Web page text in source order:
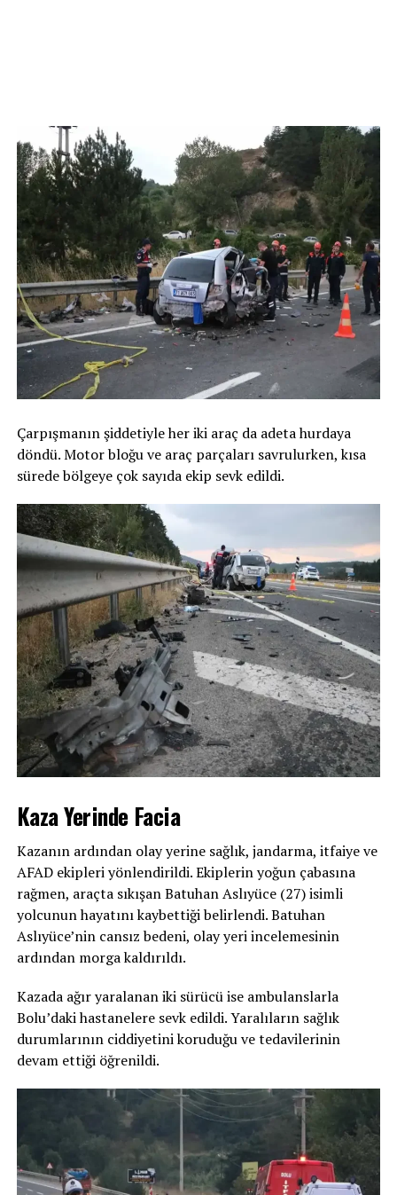
Çarpışmanın şiddetiyle her iki araç da adeta hurdaya
döndü. Motor bloğu ve araç parçaları savrulurken, kısa
sürede bölgeye çok sayıda ekip sevk edildi.
Kaza Yerinde Facia
Kazanın ardından olay yerine sağlık, jandarma, itfaiye ve
AFAD ekipleri yönlendirildi. Ekiplerin yoğun çabasına
rağmen, araçta sıkışan Batuhan Aslıyüce (27) isimli
yolcunun hayatını kaybettiği belirlendi. Batuhan
Aslıyüce’nin cansız bedeni, olay yeri incelemesinin
ardından morga kaldırıldı.
Kazada ağır yaralanan iki sürücü ise ambulanslarla
Bolu’daki hastanelere sevk edildi. Yaralıların sağlık
durumlarının ciddiyetini koruduğu ve tedavilerinin
devam ettiği öğrenildi.